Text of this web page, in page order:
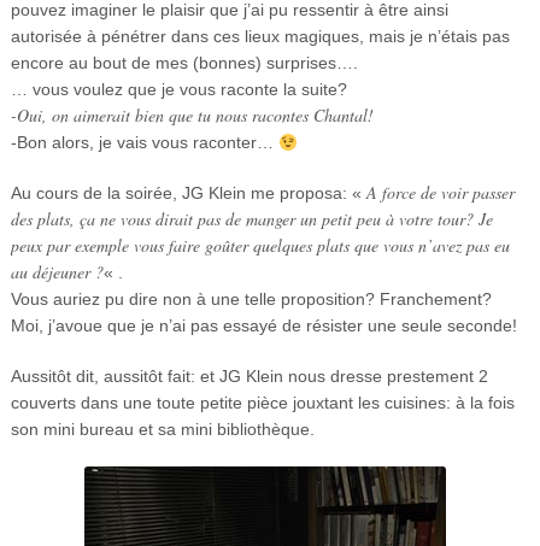
pouvez imaginer le plaisir que j’ai pu ressentir à être ainsi
autorisée à pénétrer dans ces lieux magiques, mais je n’étais pas
encore au bout de mes (bonnes) surprises….
… vous voulez que je vous raconte la suite?
-Oui, on aimerait bien que tu nous racontes Chantal!
-Bon alors, je vais vous raconter…
Au cours de la soirée, JG Klein me proposa: «A force de voir passer
des plats, ça ne vous dirait pas de manger un petit peu à votre tour? Je
peux par exemple vous faire goûter quelques plats que vous n’avez pas eu
au déjeuner ?« .
Vous auriez pu dire non à une telle proposition? Franchement?
Moi, j’avoue que je n’ai pas essayé de résister une seule seconde!
Aussitôt dit, aussitôt fait: et JG Klein nous dresse prestement 2
couverts dans une toute petite pièce jouxtant les cuisines: à la fois
son mini bureau et sa mini bibliothèque.